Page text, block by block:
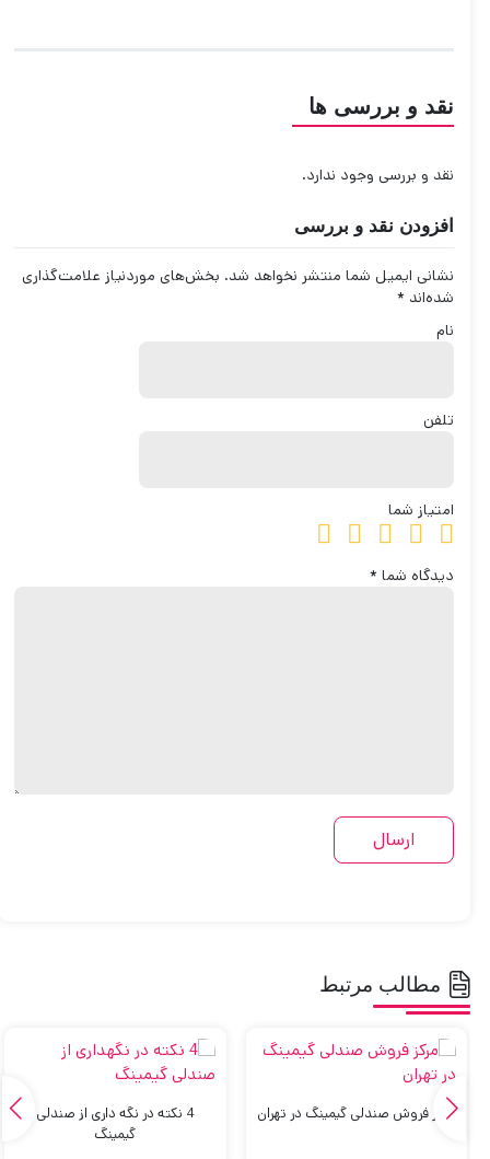
نقد و بررسی ها
نقد و بررسی وجود ندارد.
افزودن نقد و بررسی
نشانی ایمیل شما منتشر نخواهد شد. بخش‌های موردنیاز علامت‌گذاری
شده‌اند*
نام
تلفن
امتیاز شما
دیدگاه شما*
مطالب مرتبط
مرکز فروش صندلی گیمینگ در تهران
4 نکته در نگه داری از صندلی
گیمینگ